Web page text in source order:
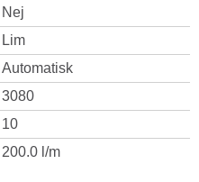
Nej
Lim
Automatisk
3080
10
200.0 l/m